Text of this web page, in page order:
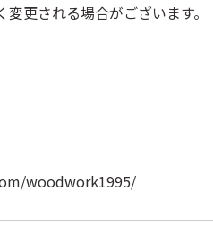
更される場合がございます。
woodwork1995/